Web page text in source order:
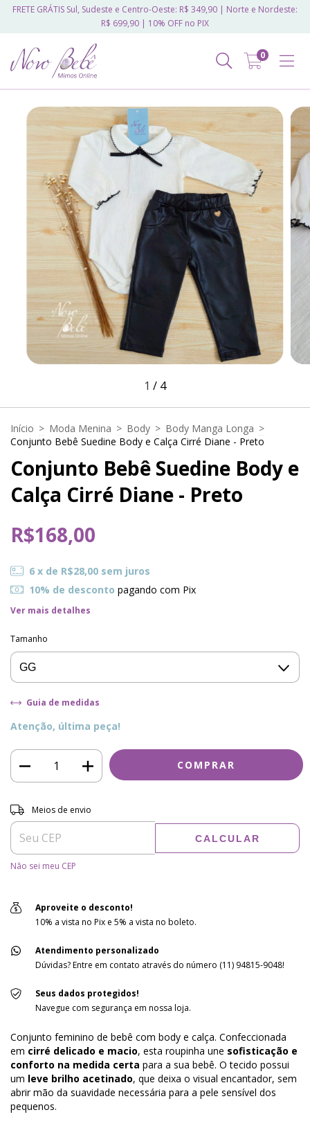
FRETE GRÁTIS Sul, Sudeste e Centro-Oeste: R$ 349,90 | Norte e Nordeste:
R$ 699,90 | 10% OFF no PIX
0
1 / 4
Início > Moda Menina > Body > Body Manga Longa >
Conjunto Bebê Suedine Body e Calça Cirré Diane - Preto
Conjunto Bebê Suedine Body e
Calça Cirré Diane - Preto
R$168,00
6 x de R$28,00 sem juros
10% de desconto pagando com Pix
Ver mais detalhes
Tamanho
Guia de medidas
Atenção, última peça!
Entregas para o CEP:
Meios de envio
CALCULAR
Não sei meu CEP
Aproveite o desconto!
10% a vista no Pix e 5% a vista no boleto.
Atendimento personalizado
Dúvidas? Entre em contato através do número (11) 94815-9048!
Seus dados protegidos!
Navegue com segurança em nossa loja.
Conjunto feminino de bebê com body e calça. Confeccionada
em cirré delicado e macio, esta roupinha une sofisticação e
conforto na medida certa para a sua bebê. O tecido possui
um leve brilho acetinado, que deixa o visual encantador, sem
abrir mão da suavidade necessária para a pele sensível dos
pequenos.